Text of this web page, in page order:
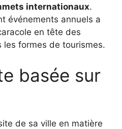
internationaux.
événements annuels a
en tête des
formes de tourismes.
basée sur
de sa ville en matière